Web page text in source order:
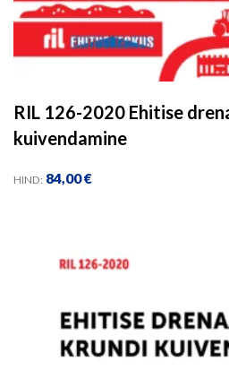
RIL 126-2020 Ehitise
kuivendamine
HIND: 84,00€